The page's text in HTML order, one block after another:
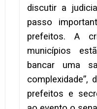
discutir a
passo
prefeitos. A
municípios
bancar uma
complexidade”,
prefeitos e